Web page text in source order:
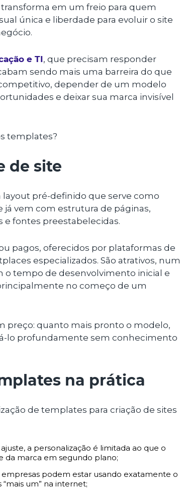
em um freio para quem
única e liberdade para evoluir o site
e TI, que precisam responder
sendo mais uma barreira do que
depender de um modelo
e deixar sua marca invisível
templates?
de site
pré-definido que serve como
já vem com estrutura de páginas,
fontes preestabelecidas.
pagos, oferecidos por plataformas de
especializados. São atrativos, num
tempo de desenvolvimento inicial e
no começo de um
preço: quanto mais pronto o modelo,
lo profundamente sem conhecimento
na prática
de templates para criação de sites
a personalização é limitada ao que o
da marca em segundo plano;
podem estar usando exatamente o
um” na internet;